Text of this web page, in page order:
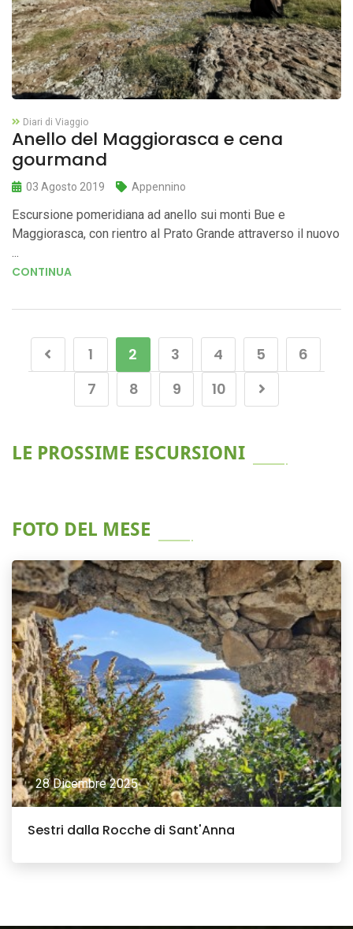
Diari di Viaggio
Anello del Maggiorasca e cena
gourmand
03 Agosto 2019 Appennino
Escursione pomeridiana ad anello sui monti Bue e
Maggiorasca, con rientro al Prato Grande attraverso il nuovo
...
CONTINUA
1 2 3 4 5
6
7
8 9 10
LE PROSSIME ESCURSIONI
FOTO DEL MESE
28 Dicembre 2025
Sestri dalla Rocche di Sant'Anna